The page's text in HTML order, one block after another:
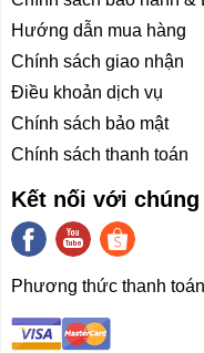
Hướng dẫn mua hàng
Chính sách giao nhận
Điều khoản dịch vụ
Chính sách bảo mật
Chính sách thanh toán
Kết nối với
Phương thức thanh toán